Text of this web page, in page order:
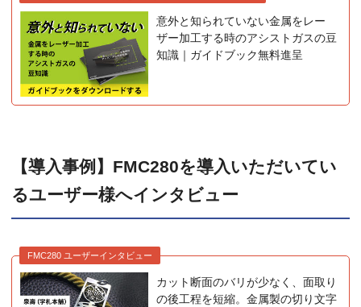
意外と知られていない金属をレー
ザー加工する時のアシストガスの豆
知識｜ガイドブック無料進呈
【導入事例】FMC280を導入いただいてい
るユーザー様へインタビュー
FMC280 ユーザーインタビュー
カット断面のバリが少なく、面取り
の後工程を短縮。金属製の切り文字